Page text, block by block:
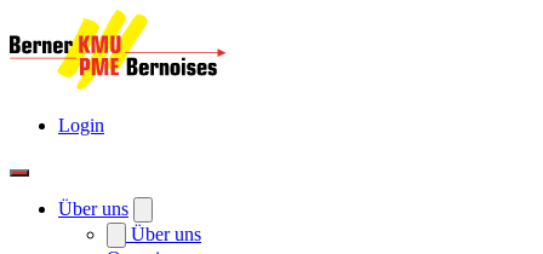
Login
Über uns
Über uns